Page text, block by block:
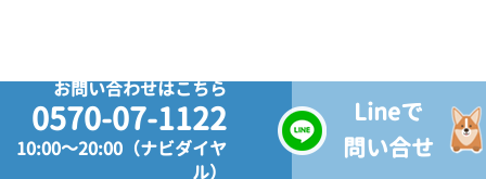
お問い合わせはこちら
0570-07-1122
10:00～20:00（ナビダイヤ
ル）
Lineで
問い合せ